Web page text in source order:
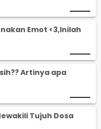
Emot <3,Inilah
Artinya apa
Tujuh Dosa